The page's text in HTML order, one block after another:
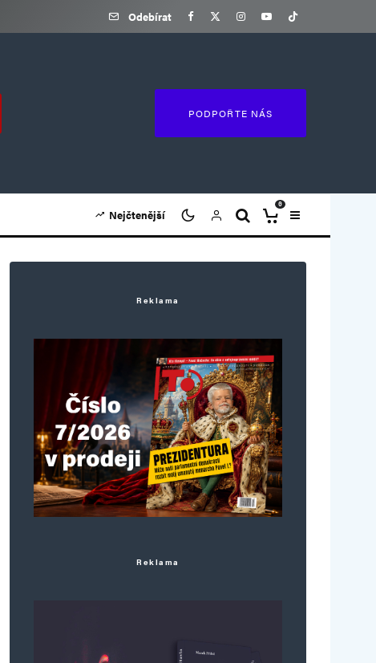
Odebírat
PODPOŘTE NÁS
Nejčtenější
0
Reklama
Reklama